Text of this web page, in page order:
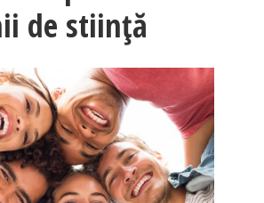
de stiință